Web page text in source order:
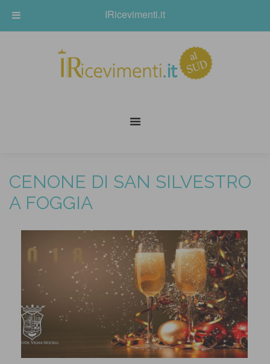
CENONE DI SAN SILVESTRO
A FOGGIA
IRicevimenti.it